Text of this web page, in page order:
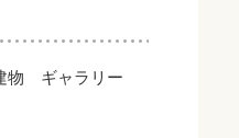
物 ギャラリー